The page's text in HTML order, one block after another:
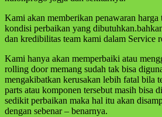
Kami akan memberikan penawaran harga
kondisi perbaikan yang
dan kredibilitas team kami dalam Service
Kami hanya akan memperbaiki atau
rolling door memang sudah tak bisa
mengakibatkan kerusakan lebih fatal bila
parts atau komponen tersebut masih bisa
sedikit perbaikan maka hal itu akan
dengan sebenar – benarnya.